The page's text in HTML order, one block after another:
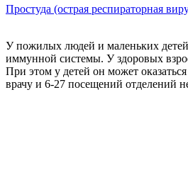
Простуда (острая респираторная
У пожилых людей и маленьких детей
иммунной системы. У здоровых
При этом у детей он может
врачу и 6-27 посещений отделений